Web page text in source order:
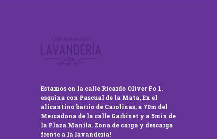
Estamos en la calle Ricardo Oliver Fo 1,
esquina con Pascual de la Mata, En el
alicantino barrio de Carolinas, a 70m del
Mercadona de la calle Garbinet y a 5min de
la Plaza Manila. Zona de carga y descarga
frente a la lavandería!